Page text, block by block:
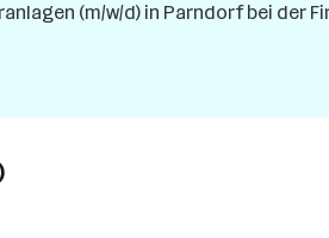
(m/w/d) in Parndorfbei der